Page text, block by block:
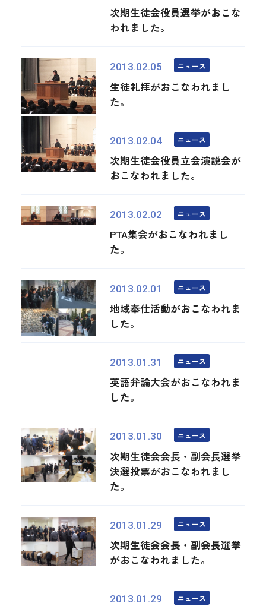
次期生徒会役員選挙がおこな
われました。
2013.02.05 ニュース
生徒礼拝がおこなわれまし
た。
2013.02.04 ニュース
次期生徒会役員立会演説会が
おこなわれました。
2013.02.02 ニュース
PTA集会がおこなわれまし
た。
2013.02.01 ニュース
地域奉仕活動がおこなわれま
した。
2013.01.31 ニュース
英語弁論大会がおこなわれま
した。
2013.01.30 ニュース
次期生徒会会長・副会長選挙
決選投票がおこなわれまし
た。
2013.01.29 ニュース
次期生徒会会長・副会長選挙
がおこなわれました。
2013.01.29 ニュース